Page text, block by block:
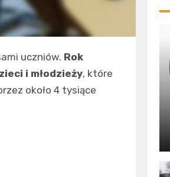
uczniów. Rok
i młodzieży, które
około 4 tysiące